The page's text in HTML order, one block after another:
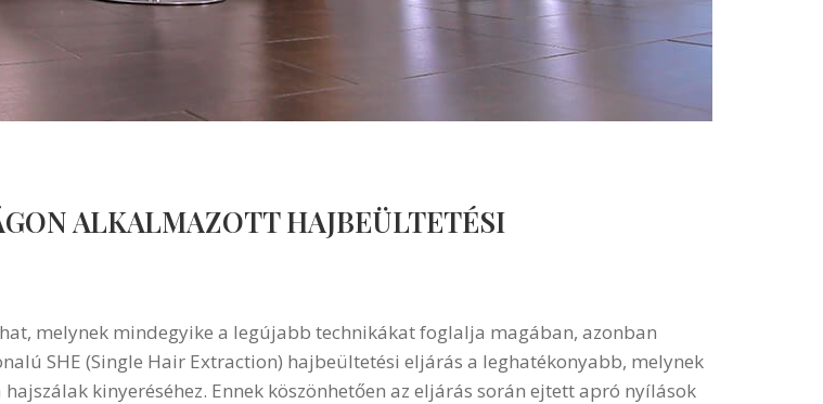
ALKALMAZOTT HAJBEÜLTETÉSI
melynek mindegyike a legújabb technikákat foglalja magában, azonban
SHE (Single Hair Extraction) hajbeültetési eljárás a leghatékonyabb, melynek
kinyeréséhez. Ennek köszönhetően az eljárás során ejtett apró nyílások